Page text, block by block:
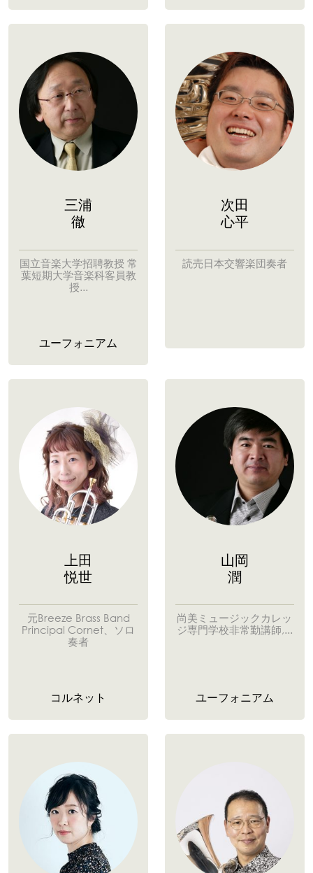
三浦
徹
国立音楽大学招聘教授 常
葉短期大学音楽科客員教
授...
ユーフォニアム
次田
心平
読売日本交響楽団奏者
上田
悦世
元Breeze Brass Band
Principal Cornet、ソロ
奏者
コルネット
山岡
潤
尚美ミュージックカレッ
ジ専門学校非常勤講師,...
ユーフォニアム